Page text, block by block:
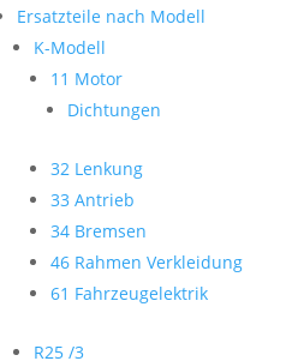
Ersatzteile nach Modell
K-Modell
11 Motor
Dichtungen
32 Lenkung
33 Antrieb
34 Bremsen
46 Rahmen Verkleidung
61 Fahrzeugelektrik
R25 /3